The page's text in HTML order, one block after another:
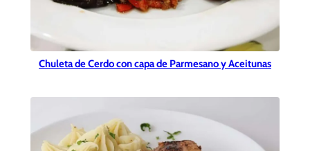
Chuleta de Cerdo con capa de Parmesano y Aceitunas